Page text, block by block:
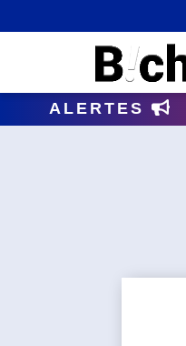
ALERTES